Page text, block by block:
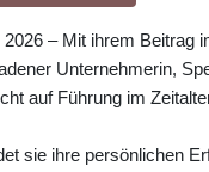
– Mit ihrem Beitrag
Unternehmerin,
auf Führung im
sie ihre persönlichen